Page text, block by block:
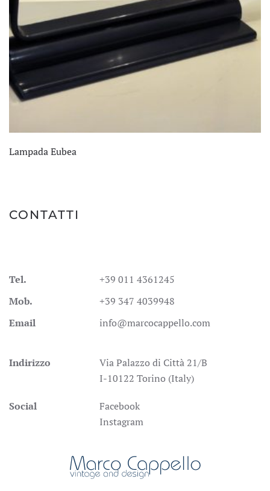
Lampada Eubea
CONTATTI
Tel.
+39 011 4361245
Mob.
+39 347 4039948
Email
info@marcocappello.com
Indirizzo
Via Palazzo di Città 21/B
I-10122 Torino (Italy)
Social
Facebook
Instagram